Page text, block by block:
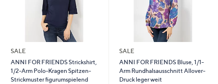
SALE
ANNI FOR FRIENDS Strickshirt,
1/2-Arm Polo-Kragen Spitzen-
Strickmuster figurumspielend
SALE
ANNI FOR FRIENDS Bluse, 1/1-
Arm Rundhalsausschnitt Allover-
Druck leger weit